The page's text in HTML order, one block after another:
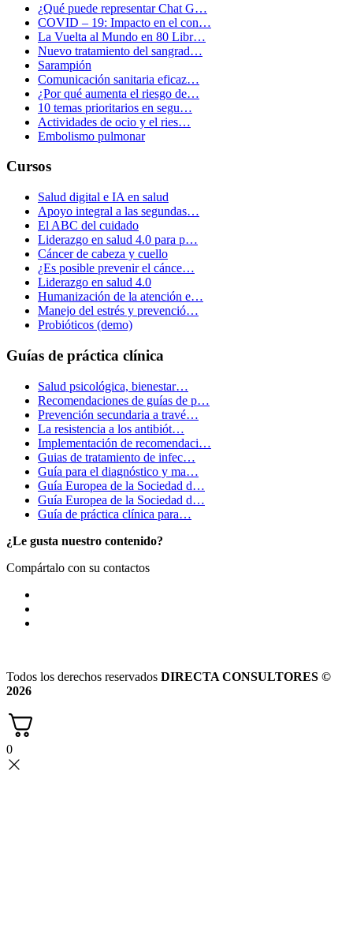
¿Qué puede representar Chat G…
COVID – 19: Impacto en el con…
La Vuelta al Mundo en 80 Libr…
Nuevo tratamiento del sangrad…
Sarampión
Comunicación sanitaria eficaz…
¿Por qué aumenta el riesgo de…
10 temas prioritarios en segu…
Actividades de ocio y el ries…
Embolismo pulmonar
Cursos
Salud digital e IA en salud
Apoyo integral a las segundas…
El ABC del cuidado
Liderazgo en salud 4.0 para p…
Cáncer de cabeza y cuello
¿Es posible prevenir el cánce…
Liderazgo en salud 4.0
Humanización de la atención e…
Manejo del estrés y prevenció…
Probióticos (demo)
Guías de práctica clínica
Salud psicológica, bienestar…
Recomendaciones de guías de p…
Prevención secundaria a travé…
La resistencia a los antibiót…
Implementación de recomendaci…
Guias de tratamiento de infec…
Guía para el diagnóstico y ma…
Guía Europea de la Sociedad d…
Guía Europea de la Sociedad d…
Guía de práctica clínica para…
¿Le gusta nuestro contenido?
Compártalo con su contactos
Todos los derechos reservados DIRECTA CONSULTORES ©
2026
0